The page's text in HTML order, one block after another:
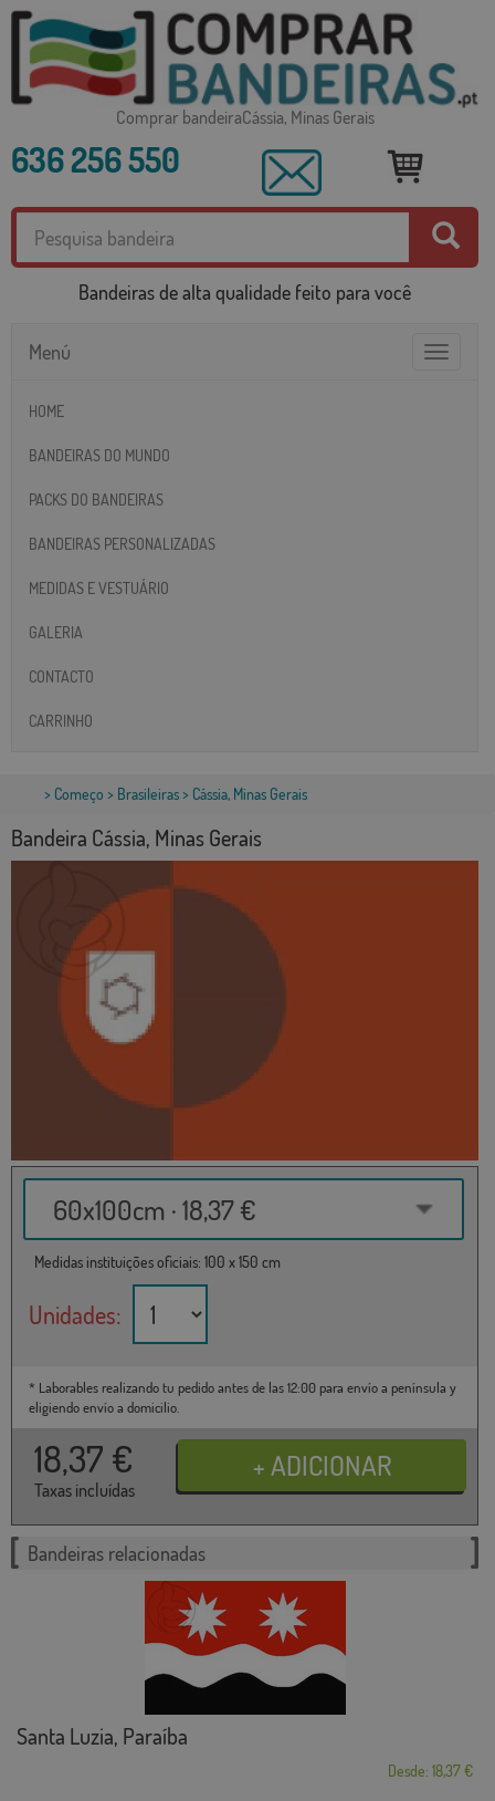
Comprar bandeiraCássia, Minas Gerais
636 256 550
Bandeiras de alta qualidade feito para você
Toggle
Menú
HOME
BANDEIRAS DO MUNDO
PACKS DO BANDEIRAS
BANDEIRAS PERSONALIZADAS
MEDIDAS E VESTUÁRIO
GALERIA
CONTACTO
CARRINHO
> Começo > Brasileiras> Cássia, Minas Gerais
Bandeira Cássia, Minas Gerais
60x100cm · 18,37 €
Medidas instituições oficiais: 100 x 150 cm
Unidades:
* Laborables realizando tu pedido antes de las 12:00 para envío a península y
eligiendo envío a domicilio.
18,37 €
Taxas incluídas
Bandeiras relacionadas
Santa Luzia, Paraíba
Desde: 18,37 €